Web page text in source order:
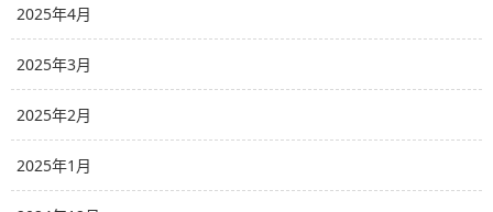
2025年4月
2025年3月
2025年2月
2025年1月